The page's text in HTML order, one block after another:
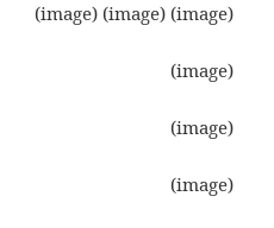
(image) (image) (image)
(image)
(image)
(image)